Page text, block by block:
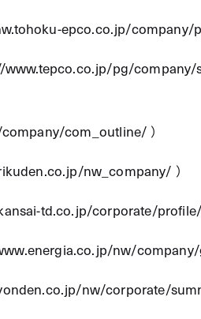
epco.co.jp/company/
www.tepco.co.jp/pg/
com_outline/ ）
nw_company/ ）
td.co.jp/corporate/
nw/
nw/corporate/